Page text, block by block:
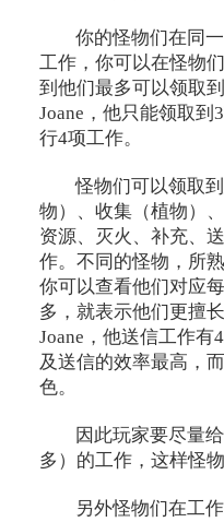
你的怪物们在同
工作，你可以在怪物
到他们最多可以领取
Joane，他只能领取
行4项工作。
怪物们可以领取
物）、收集（植物）
资源、灭火、补充、
作。不同的怪物，所
你可以查看他们对应
多，就表示他们更擅
Joane，他送信工作
及送信的效率最高，
色。
因此玩家要尽量
多）的工作，这样怪
另外怪物们在工